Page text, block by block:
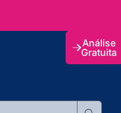
Análise
Gratuita